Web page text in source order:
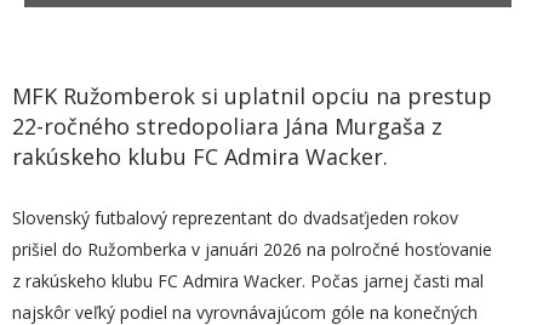
MFK Ružomberok si uplatnil opciu na prestup
22-ročného stredopoliara Jána Murgaša z
rakúskeho klubu FC Admira Wacker.
Slovenský futbalový reprezentant do dvadsaťjeden rokov
prišiel do Ružomberka v januári 2026 na polročné hosťovanie
z rakúskeho klubu FC Admira Wacker. Počas jarnej časti mal
najskôr veľký podiel na vyrovnávajúcom góle na konečných